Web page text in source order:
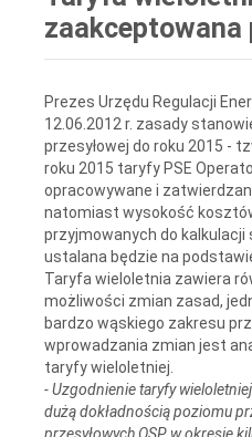
zaakceptowana
Prezes Urzędu Regulacji
12.06.2012 r. zasady
przesyłowej do roku 2015 -
roku 2015 taryfy PSE
opracowywane i
natomiast wysokość
przyjmowanych do kalkulacji
ustalana będzie na
Taryfa wieloletnia zawiera
możliwości zmian zasad,
bardzo wąskiego zakresu
wprowadzania zmian jest
taryfy wieloletniej.
- Uzgodnienie taryfy
dużą dokładnością poziomu
przesyłowych OSP w okresie